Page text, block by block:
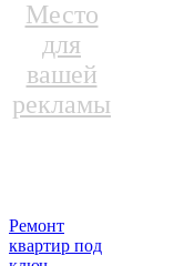
Место
для
вашей
рекламы
Ремонт
квартир под